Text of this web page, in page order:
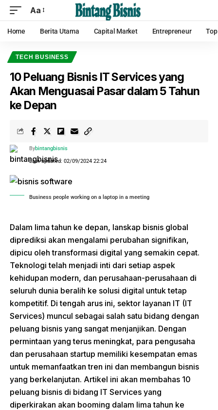
Aa
Home Berita Utama Capital Market Entrepreneur
TECH BUSINESS
10 Peluang Bisnis IT Services yang
Akan Menguasai Pasar dalam 5 Tahun
ke Depan
Last updated: 02/09/2024 22:24
Bybintangbisnis
Business people working on a laptop in a meeting
Dalam lima tahun ke depan, lanskap bisnis global
diprediksi akan mengalami perubahan signifikan,
dipicu oleh transformasi digital yang semakin cepat.
Teknologi telah menjadi inti dari setiap aspek
kehidupan modern, dan perusahaan-perusahaan di
seluruh dunia beralih ke solusi digital untuk tetap
kompetitif. Di tengah arus ini, sektor layanan IT (IT
Services) muncul sebagai salah satu bidang dengan
peluang bisnis yang sangat menjanjikan. Dengan
permintaan yang terus meningkat, para pengusaha
dan perusahaan startup memiliki kesempatan emas
untuk memanfaatkan tren ini dan membangun bisnis
yang berkelanjutan. Artikel ini akan membahas 10
peluang bisnis di bidang IT Services yang
diperkirakan akan booming dalam lima tahun ke